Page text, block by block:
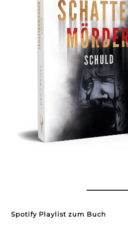
Spotify Playlist zum Buch